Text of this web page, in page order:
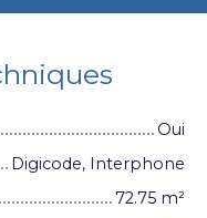
Oui
Digicode, Interphone
72.75 m²